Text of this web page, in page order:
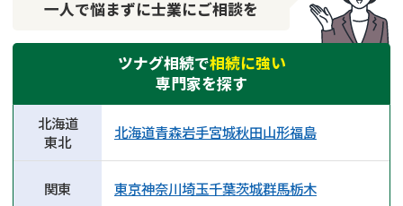
一人で悩まずに士業にご相談を
ツナグ相続で相続に強い
専門家を探す
北海道
東北
北海道青森岩手宮城秋田山形福島
関東 東京神奈川埼玉千葉茨城群馬栃木